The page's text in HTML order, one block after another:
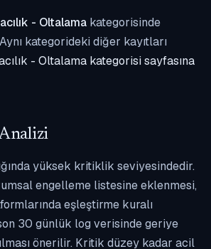
- Oltalama kategorisinde
Aynı kategorideki diğer kayıtları
- Oltalama kategorisi sayfasına
yüksek kritiklik seviyesindedir.
engelleme listesine eklenmesi,
eşleştirme kuralı
30 günlük log verisinde geriye
önerilir. Kritik düzey kadar acil